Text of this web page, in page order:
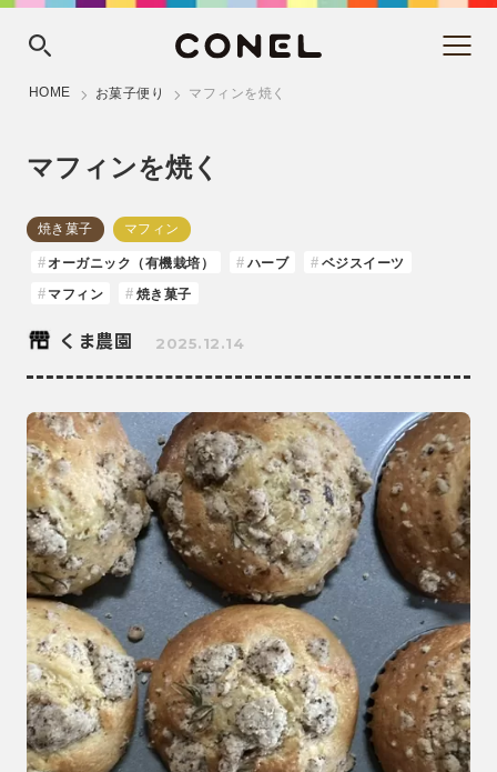
HOME お菓子便り マフィンを焼く
マフィンを焼く
焼き菓子 マフィン
オーガニック（有機栽培） ハーブ
ベジスイーツ
マフィン
焼き菓子
くま農園 2025.12.14